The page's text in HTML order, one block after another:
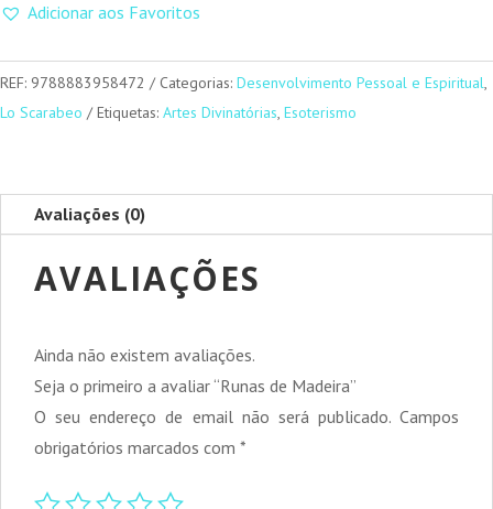
de Adicionar aos Favoritos
REF: 9788883958472 Categorias: Desenvolvimento Pessoal e Espiritual,
Lo Scarabeo
Etiquetas: Artes Divinatórias, Esoterismo
Avaliações (0)
AVALIAÇÕES
Ainda não existem avaliações.
Seja o primeiro a avaliar “Runas de Madeira”
O seu endereço de email não será publicado. Campos
obrigatórios marcados com *